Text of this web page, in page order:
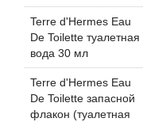
Terre d'Hermes Eau
De Toilette туалетная
вода 30 мл
Terre d'Hermes Eau
De Toilette запасной
флакон (туалетная
Baviphat
BeauFort London
Bebe